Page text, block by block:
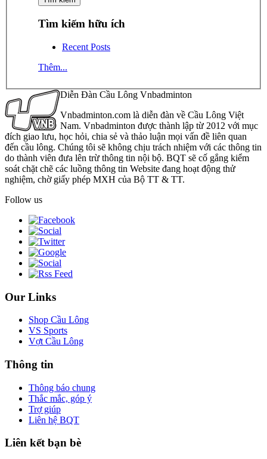
Tìm kiếm hữu ích
Recent Posts
Thêm...
Diễn Đàn Cầu Lông Vnbadminton
Vnbadminton.com là diễn đàn về Cầu Lông Việt
Nam. Vnbadminton được thành lập từ 2012 với mục
đích giao lưu, học hỏi, chia sẻ và thảo luận mọi vấn đề liên quan
đến cầu lông. Chúng tôi sẽ không chịu trách nhiệm với các thông tin
do thành viên đưa lên trừ thông tin nội bộ. BQT sẽ cố gắng kiểm
soát chặt chẽ các luồng thông tin Website đang hoạt động thử
nghiệm, chờ giấy phép MXH của Bộ TT & TT.
Follow us
Our Links
Shop Cầu Lông
VS Sports
Vợt Cầu Lông
Thông tin
Thông báo chung
Thắc mắc, góp ý
Trợ giúp
Liên hệ BQT
Liên kết bạn bè